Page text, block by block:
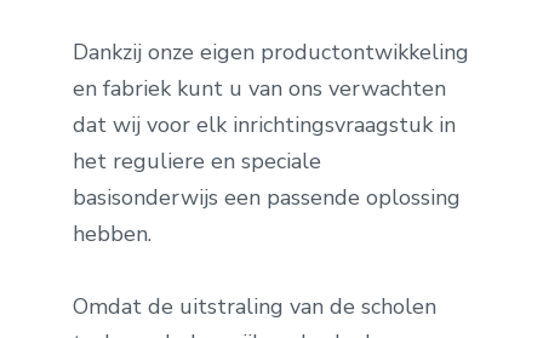
Dankzij onze eigen productontwikkeling
en fabriek kunt u van ons verwachten
dat wij voor elk inrichtingsvraagstuk in
het reguliere en speciale
basisonderwijs een passende oplossing
hebben.
Omdat de uitstraling van de scholen